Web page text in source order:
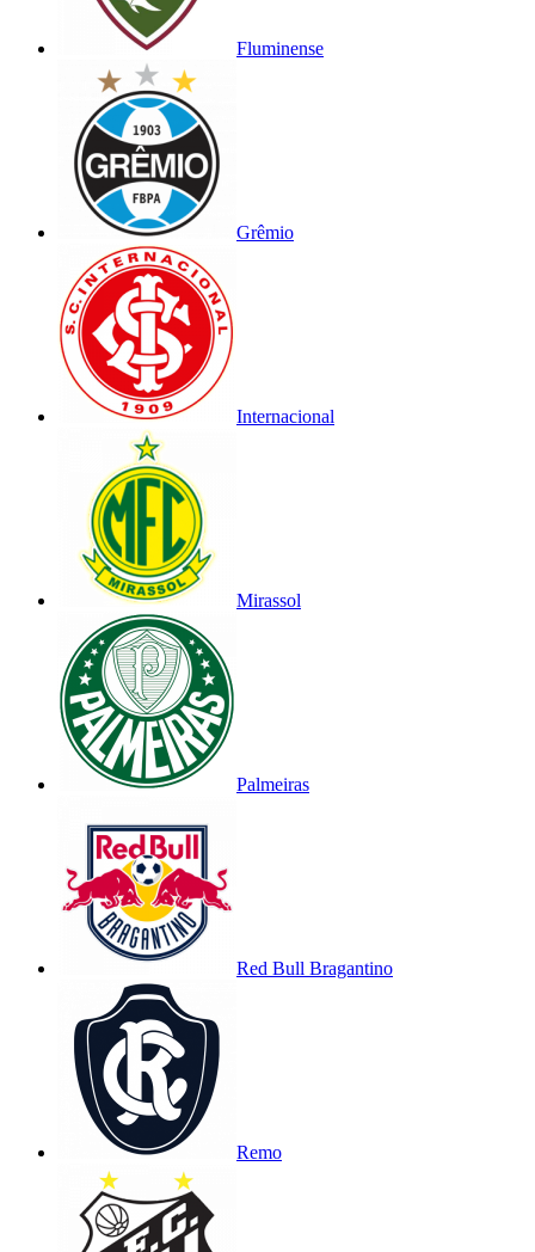
Fluminense
Grêmio
Internacional
Mirassol
Palmeiras
Red Bull Bragantino
Remo